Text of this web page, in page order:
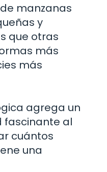
manzanas
y
que otras
más
más
agrega un
fascinante al
cuántos
una